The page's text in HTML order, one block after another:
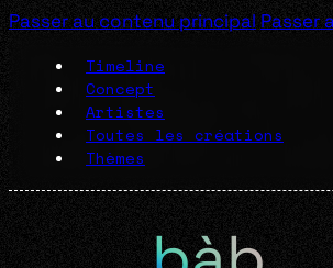
Passer au contenu principal Passer
Timeline
Concept
Artistes
Toutes les créations
Thèmes